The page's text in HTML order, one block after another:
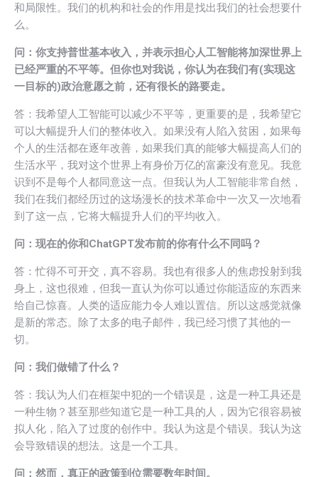
和局限性。我们的机构和社会的作用是找出我们的社会想要什
么。
问：你支持普世基本收入，并表示担心人工智能将加深世界上
已经严重的不平等。但你也对我说，你认为在我们有(实现这
一目标的)政治意愿之前，还有很长的路要走。
答：我希望人工智能可以减少不平等，更重要的是，我希望它
可以大幅提升人们的整体收入。如果没有人陷入贫困，如果每
个人的生活都在逐年改善，如果我们真的能够大幅提高人们的
生活水平，我对这个世界上有身价万亿的富豪没有意见。我意
识到不是每个人都同意这一点。但我认为人工智能非常自然，
我们在我们都经历过的这场漫长的技术革命中一次又一次地看
到了这一点，它将大幅提升人们的平均收入。
问：现在的你和ChatGPT发布前的你有什么不同吗？
答：忙得不可开交，真不容易。我也有很多人的焦虑投射到我
身上，这也很难，但我一直认为你可以通过你能适应的东西来
给自己惊喜。人类的适应能力令人难以置信。所以这感觉就像
是新的常态。除了太多的电子邮件，我已经习惯了其他的一
切。
问：我们做错了什么？
答：我认为人们在框架中犯的一个错误是，这是一种工具还是
一种生物？甚至那些知道它是一种工具的人，因为它很容易被
拟人化，陷入了过度的创作中。我认为这是个错误。我认为这
会导致错误的想法。这是一个工具。
问：然而，真正的政策到位需要数年时间。